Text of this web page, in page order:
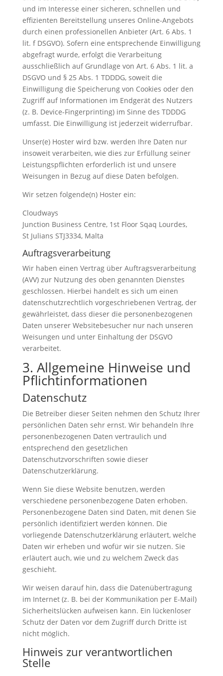
und im Interesse einer sicheren, schnellen und
effizienten Bereitstellung unseres Online-Angebots
durch einen professionellen Anbieter (Art. 6 Abs. 1
lit. f DSGVO). Sofern eine entsprechende Einwilligung
abgefragt wurde, erfolgt die Verarbeitung
ausschließlich auf Grundlage von Art. 6 Abs. 1 lit. a
DSGVO und § 25 Abs. 1 TDDDG, soweit die
Einwilligung die Speicherung von Cookies oder den
Zugriff auf Informationen im Endgerät des Nutzers
(z. B. Device-Fingerprinting) im Sinne des TDDDG
umfasst. Die Einwilligung ist jederzeit widerrufbar.
Unser(e) Hoster wird bzw. werden Ihre Daten nur
insoweit verarbeiten, wie dies zur Erfüllung seiner
Leistungspflichten erforderlich ist und unsere
Weisungen in Bezug auf diese Daten befolgen.
Wir setzen folgende(n) Hoster ein:
Cloudways
Junction Business Centre, 1st Floor Sqaq Lourdes,
St Julians STJ3334, Malta
Auftragsverarbeitung
Wir haben einen Vertrag über Auftragsverarbeitung
(AVV) zur Nutzung des oben genannten Dienstes
geschlossen. Hierbei handelt es sich um einen
datenschutzrechtlich vorgeschriebenen Vertrag, der
gewährleistet, dass dieser die personenbezogenen
Daten unserer Websitebesucher nur nach unseren
Weisungen und unter Einhaltung der DSGVO
verarbeitet.
3. Allgemeine Hinweise und
Pflicht­informationen
Datenschutz
Die Betreiber dieser Seiten nehmen den Schutz Ihrer
persönlichen Daten sehr ernst. Wir behandeln Ihre
personenbezogenen Daten vertraulich und
entsprechend den gesetzlichen
Datenschutzvorschriften sowie dieser
Datenschutzerklärung.
Wenn Sie diese Website benutzen, werden
verschiedene personenbezogene Daten erhoben.
Personenbezogene Daten sind Daten, mit denen Sie
persönlich identifiziert werden können. Die
vorliegende Datenschutzerklärung erläutert, welche
Daten wir erheben und wofür wir sie nutzen. Sie
erläutert auch, wie und zu welchem Zweck das
geschieht.
Wir weisen darauf hin, dass die Datenübertragung
im Internet (z. B. bei der Kommunikation per E-Mail)
Sicherheitslücken aufweisen kann. Ein lückenloser
Schutz der Daten vor dem Zugriff durch Dritte ist
nicht möglich.
Hinweis zur verantwortlichen
Stelle